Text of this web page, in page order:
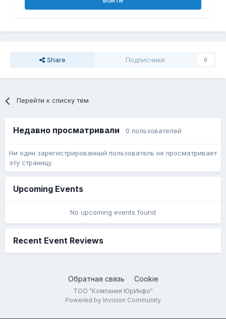
Share Подписчики 0
Перейти к списку тем
Недавно просматривали 0 пользователей
Ни один зарегистрированный пользователь не просматривает
эту страницу.
Upcoming Events
No upcoming events found
Recent Event Reviews
Обратная связь Cookie
ТОО "Компания ЮрИнфо"
Powered by Invision Community